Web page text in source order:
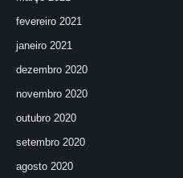
fevereiro 2021
janeiro 2021
dezembro 2020
novembro 2020
outubro 2020
setembro 2020
agosto 2020